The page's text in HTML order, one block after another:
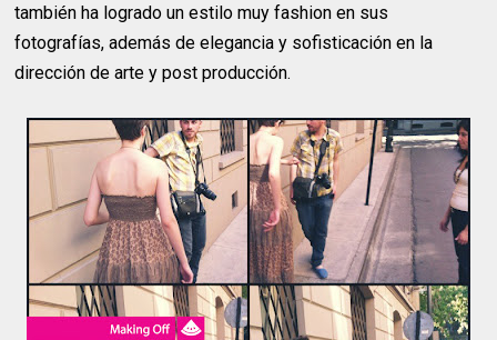
también ha logrado un estilo muy fashion en sus
fotografías, además de elegancia y sofisticación en la
dirección de arte y post producción.